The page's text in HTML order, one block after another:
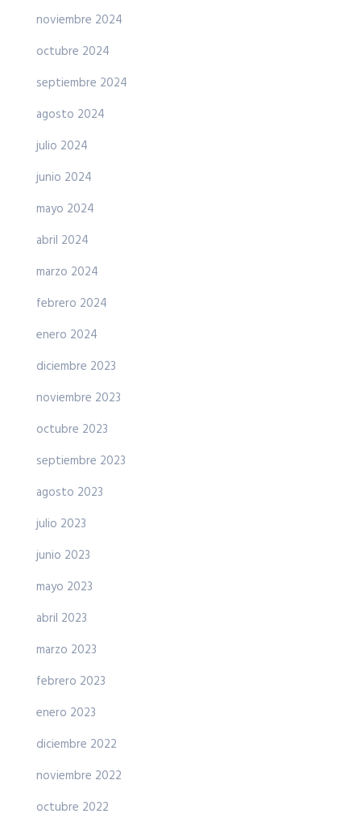
noviembre 2024
octubre 2024
septiembre 2024
agosto 2024
julio 2024
junio 2024
mayo 2024
abril 2024
marzo 2024
febrero 2024
enero 2024
diciembre 2023
noviembre 2023
octubre 2023
septiembre 2023
agosto 2023
julio 2023
junio 2023
mayo 2023
abril 2023
marzo 2023
febrero 2023
enero 2023
diciembre 2022
noviembre 2022
octubre 2022